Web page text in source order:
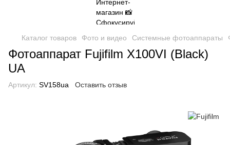
Каталог товаров Фото и видео Системные фотоаппараты
Фотоаппарат Fujifilm X100VI (Black)
UA
Артикул: SV158ua Оставить отзыв